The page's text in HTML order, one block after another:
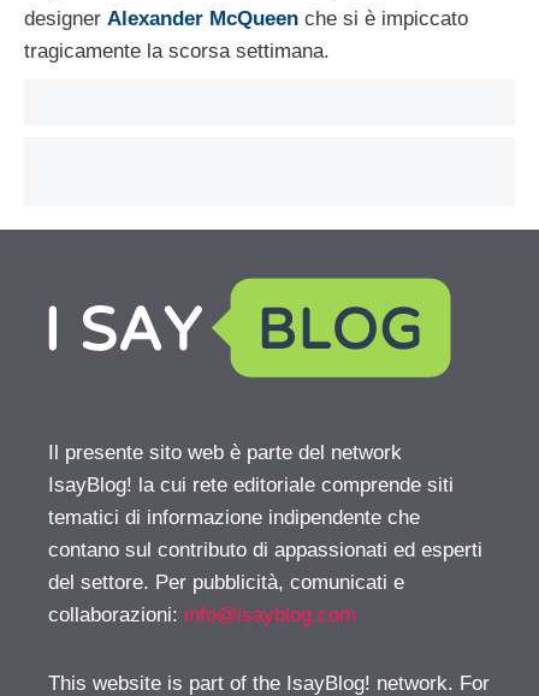
designer Alexander McQueen che si è impiccato
tragicamente la scorsa settimana.
Il presente sito web è parte del network
IsayBlog! la cui rete editoriale comprende siti
tematici di informazione indipendente che
contano sul contributo di appassionati ed esperti
del settore. Per pubblicità, comunicati e
collaborazioni: info@isayblog.com
This website is part of the IsayBlog! network. For